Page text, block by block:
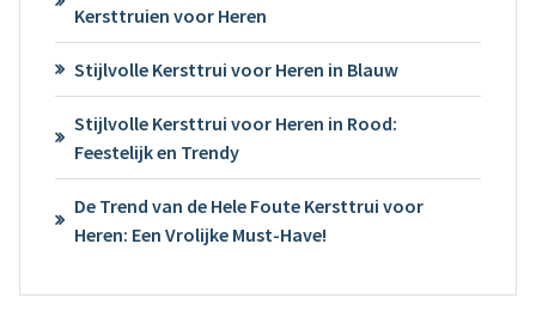
Kersttruien voor Heren
Stijlvolle Kersttrui voor Heren in Blauw
Stijlvolle Kersttrui voor Heren in Rood:
Feestelijk en Trendy
De Trend van de Hele Foute Kersttrui voor
Heren: Een Vrolijke Must-Have!